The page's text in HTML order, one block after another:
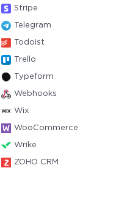
Stripe
Telegram
Todoist
Trello
Typeform
Webhooks
Wix
WooCommerce
Wrike
ZOHO CRM